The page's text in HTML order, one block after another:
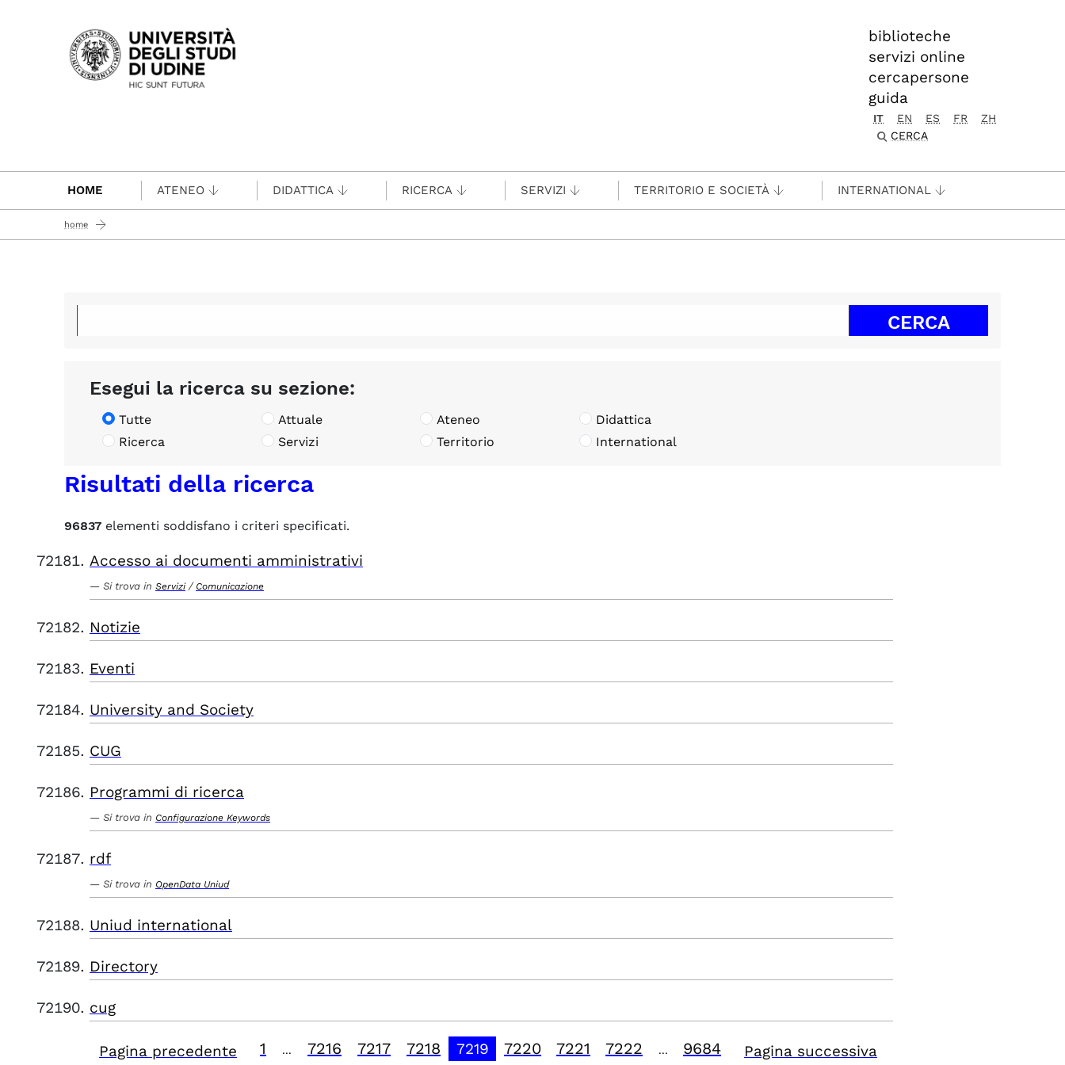
Passa al contenuto principale
biblioteche
servizi online
cercapersone
guida
IT EN ES FR
ZH
CERCA
HOME ATENEO DIDATTICA RICERCA SERVIZI TERRITORIO E SOCIETÀ INTERNATIONAL
home
Esegui la ricerca su sezione:
Tutte Attuale Ateneo
Didattica
Ricerca
Servizi Territorio International
Risultati della ricerca
96837 elementi soddisfano i criteri specificati.
Accesso ai documenti amministrativi
Si trova in Servizi / Comunicazione
Notizie
Eventi
University and Society
CUG
Programmi di ricerca
Si trova in Configurazione Keywords
rdf
Si trova in OpenData Uniud
Uniud international
Directory
cug
Pagina precedente 1 7216 7217 7218 7219 7220 7221 7222 9684 Pagina successiva